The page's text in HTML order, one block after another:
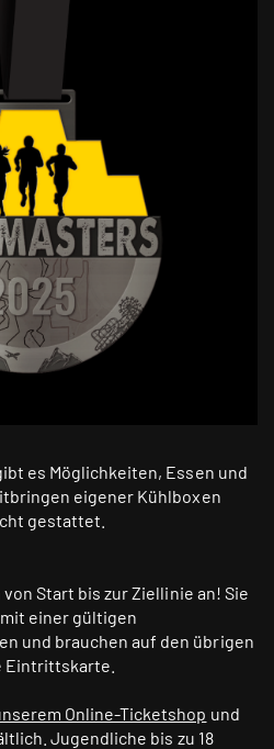
es Möglichkeiten, Essen und
eigener Kühlboxen
gestattet.
Start bis zur Ziellinie an! Sie
einer gültigen
und brauchen auf den übrigen
Eintrittskarte.
Online-Ticketshop und
Jugendliche bis zu 18